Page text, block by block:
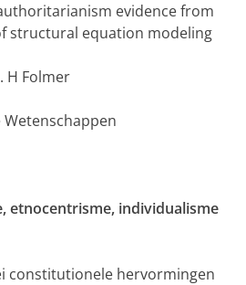
evidence from
structural equation modeling
H Folmer
etnocentrisme, individualisme
constitutionele hervormingen